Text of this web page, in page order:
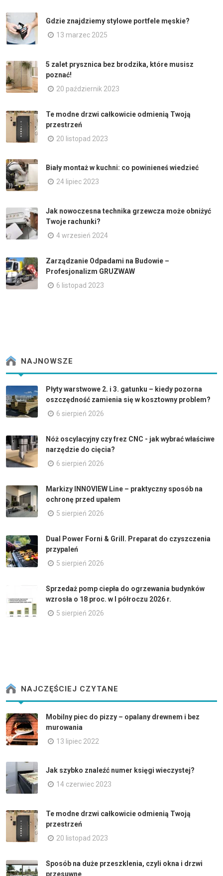
Gdzie znajdziemy stylowe portfele męskie?
13 marzec 2025
5 zalet prysznica bez brodzika, które musisz
poznać!
20 październik 2023
Te modne drzwi całkowicie odmienią Twoją
przestrzeń
20 listopad 2023
Biały montaż w kuchni: co powinieneś wiedzieć
24 lipiec 2023
Jak nowoczesna technika grzewcza może obniżyć
Twoje rachunki?
4 wrzesień 2024
Zarządzanie Odpadami na Budowie –
Profesjonalizm GRUZWAW
6 listopad 2023
NAJNOWSZE
Płyty warstwowe 2. i 3. gatunku – kiedy pozorna
oszczędność zamienia się w kosztowny problem?
6 sierpień 2026
Nóż oscylacyjny czy frez CNC - jak wybrać właściwe
narzędzie do cięcia?
6 sierpień 2026
Markizy INNOVIEW Line – praktyczny sposób na
ochronę przed upałem
5 sierpień 2026
Dual Power Forni & Grill. Preparat do czyszczenia
przypaleń
5 sierpień 2026
Sprzedaż pomp ciepła do ogrzewania budynków
wzrosła o 18 proc. w I półroczu 2026 r.
5 sierpień 2026
NAJCZĘŚCIEJ CZYTANE
Mobilny piec do pizzy – opalany drewnem i bez
murowania
13 lipiec 2022
Jak szybko znaleźć numer księgi wieczystej?
14 czerwiec 2023
Te modne drzwi całkowicie odmienią Twoją
przestrzeń
20 listopad 2023
Sposób na duże przeszklenia, czyli okna i drzwi
przesuwne